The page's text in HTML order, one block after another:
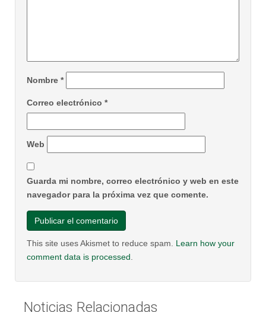
Nombre *
Correo electrónico *
Web
Guarda mi nombre, correo electrónico y web en este
navegador para la próxima vez que comente.
This site uses Akismet to reduce spam. Learn how your
comment data is processed.
Noticias Relacionadas